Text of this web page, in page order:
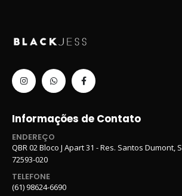
Informações de Contato
ENDEREÇO
QBR 02 Bloco J Apart 31 - Res. Santos Dumont,
72593-020
TELEFONE
(61) 98624-6690